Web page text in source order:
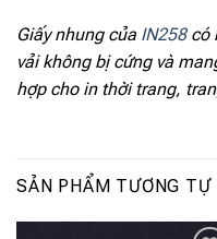
Giấy nhung của IN258có
vải không bị cứng và
hợp cho in thời trang,
SẢN PHẨM TƯƠNG TỰ